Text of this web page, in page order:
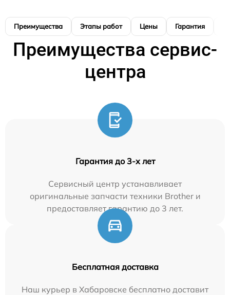
Преимущества Этапы работ Цены Гарантия
Преимущества сервис-
центра
Гарантия до 3-х лет
Сервисный центр устанавливает
оригинальные запчасти техники Brother и
предоставляет гарантию до 3 лет.
Бесплатная доставка
Наш курьер в Хабаровске бесплатно доставит